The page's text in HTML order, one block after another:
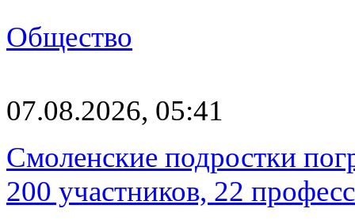
Общество
07.08.2026, 05:41
Смоленские подростки
200 участников, 22